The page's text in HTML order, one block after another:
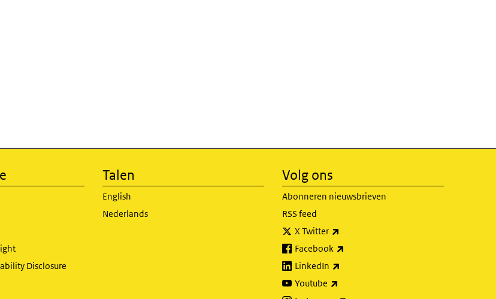
Disclosure
Talen
English
Nederlands
Volg ons
Abonneren nieuwsbrieven
RSS feed
X Twitter
Facebook
LinkedIn
Youtube